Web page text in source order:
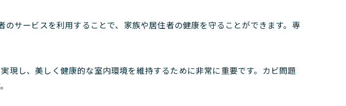
サービスを利用することで、家族や居住者の健康を守ることができます。専
現し、美しく健康的な室内環境を維持するために非常に重要です。カビ問題